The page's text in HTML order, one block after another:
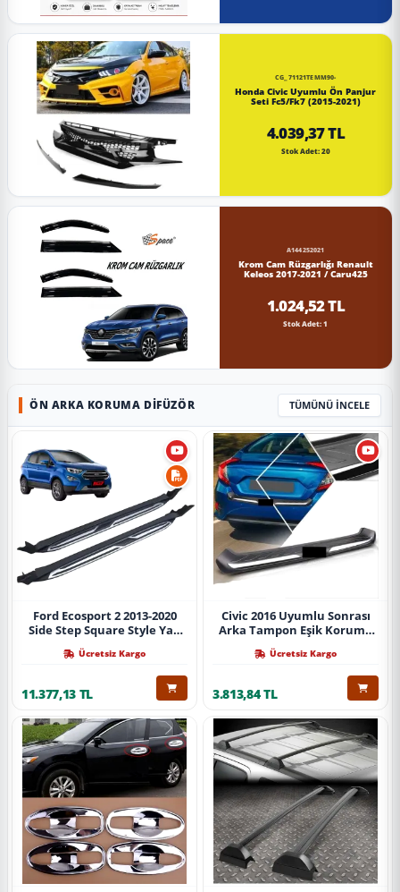
CG_71121TEMM90-
Honda Civic Uyumlu Ön Panjur
Seti Fc5/Fk7 (2015-2021)
4.039,37 TL
Stok Adet: 20
A144252021
Krom Cam Rüzgarlığı Renault
Keleos 2017-2021 / Caru425
1.024,52 TL
Stok Adet: 1
ÖN ARKA KORUMA DIFÜZÖR TÜMÜNÜ İNCELE
Ford Ecosport 2 2013-2020
Side Step Square Style Yan
Ücretsiz Kargo
11.377,13 TL
Civic 2016 Uyumlu Sonrası
Arka Tampon Eşik Koruma
Ücretsiz Kargo
3.813,84 TL